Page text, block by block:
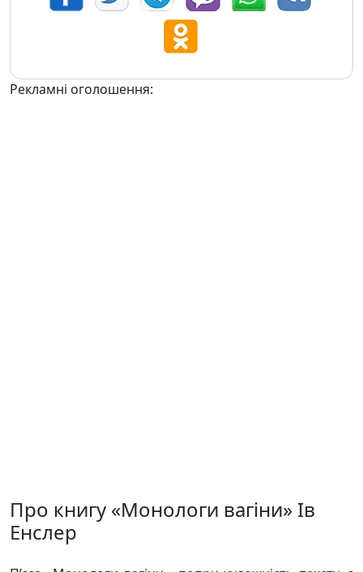
Рекламні оголошення:
Про книгу «Монологи вагіни» Ів
Енслер